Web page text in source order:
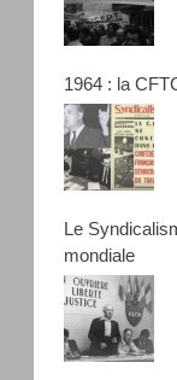
1964 : la
Le
mondiale